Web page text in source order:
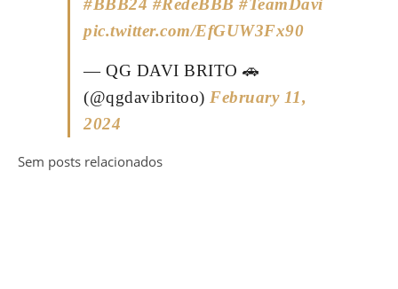
#BBB24 #RedeBBB #TeamDavi
pic.twitter.com/EfGUW3Fx90
— QG DAVI BRITO 🚗
(@qgdavibritoo) February 11,
2024
Sem posts relacionados